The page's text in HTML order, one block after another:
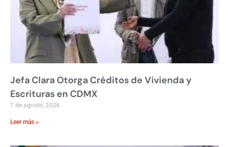
Jefa Clara Otorga Créditos de Vivienda y
Escrituras en CDMX
7 de agosto, 2026
Leer más »